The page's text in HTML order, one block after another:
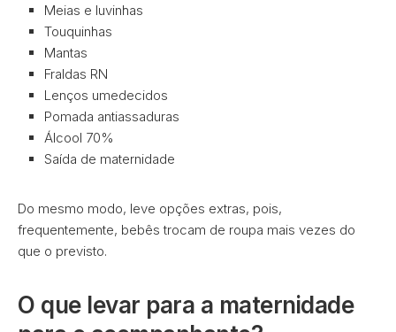
Meias e luvinhas
Touquinhas
Mantas
Fraldas RN
Lenços umedecidos
Pomada antiassaduras
Álcool 70%
Saída de maternidade
Do mesmo modo, leve opções extras, pois,
frequentemente, bebês trocam de roupa mais vezes do
que o previsto.
O que levar para a maternidade